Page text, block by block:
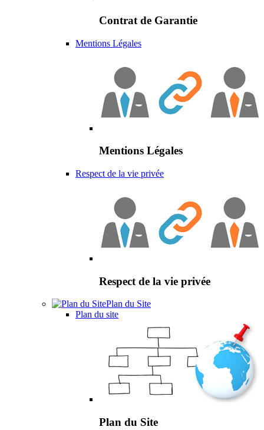
Contrat de Garantie
Mentions Légales
Mentions Légales
Respect de la vie privée
Respect de la vie privée
Plan du Site
Plan du site
Plan du Site